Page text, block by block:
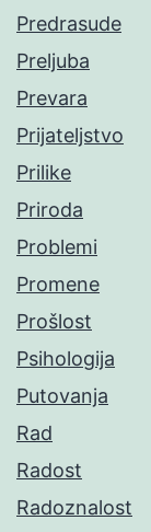
Predrasude
Preljuba
Prevara
Prijateljstvo
Prilike
Priroda
Problemi
Promene
Prošlost
Psihologija
Putovanja
Rad
Radost
Radoznalost